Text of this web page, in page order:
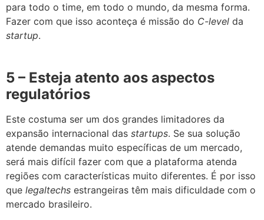
para todo o time, em todo o mundo, da mesma forma.
Fazer com que isso aconteça é missão do C-level da
startup.
5 – Esteja atento aos aspectos
regulatórios
Este costuma ser um dos grandes limitadores da
expansão internacional das startups. Se sua solução
atende demandas muito específicas de um mercado,
será mais difícil fazer com que a plataforma atenda
regiões com características muito diferentes. É por isso
que legaltechs estrangeiras têm mais dificuldade com o
mercado brasileiro.